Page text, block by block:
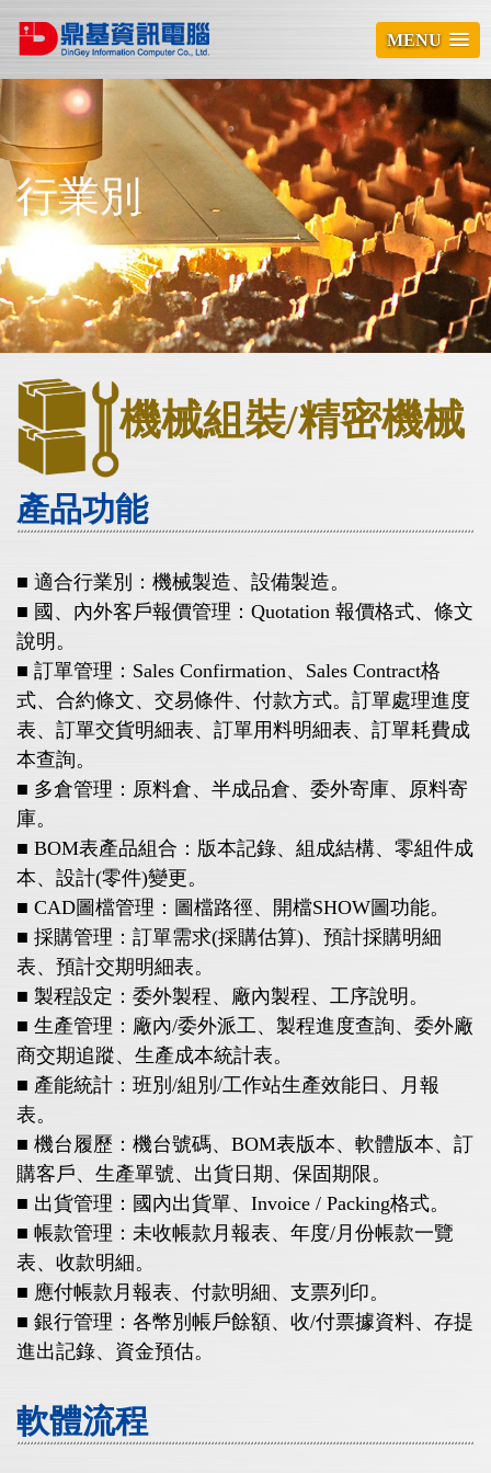
MENU
行業別
機械組裝/精密機械
產品功能
■ 適合行業別：機械製造、設備製造。
■ 國、內外客戶報價管理：Quotation 報價格式、條文
說明。
■ 訂單管理：Sales Confirmation、Sales Contract格
式、合約條文、交易條件、付款方式。訂單處理進度
表、訂單交貨明細表、訂單用料明細表、訂單耗費成
本查詢。
■ 多倉管理：原料倉、半成品倉、委外寄庫、原料寄
庫。
■ BOM表產品組合：版本記錄、組成結構、零組件成
本、設計(零件)變更。
■ CAD圖檔管理：圖檔路徑、開檔SHOW圖功能。
■ 採購管理：訂單需求(採購估算)、預計採購明細
表、預計交期明細表。
■ 製程設定：委外製程、廠內製程、工序說明。
■ 生產管理：廠內/委外派工、製程進度查詢、委外廠
商交期追蹤、生產成本統計表。
■ 產能統計：班別/組別/工作站生產效能日、月報
表。
■ 機台履歷：機台號碼、BOM表版本、軟體版本、訂
購客戶、生產單號、出貨日期、保固期限。
■ 出貨管理：國內出貨單、Invoice / Packing格式。
■ 帳款管理：未收帳款月報表、年度/月份帳款一覽
表、收款明細。
■ 應付帳款月報表、付款明細、支票列印。
■ 銀行管理：各幣別帳戶餘額、收/付票據資料、存提
進出記錄、資金預估。
軟體流程